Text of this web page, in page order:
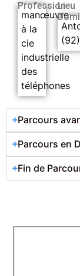
Profession
manœuvre
à la
cie
industrielle
des
téléphones
Lieu
(92)
Parcours
Parcours en
Fin de